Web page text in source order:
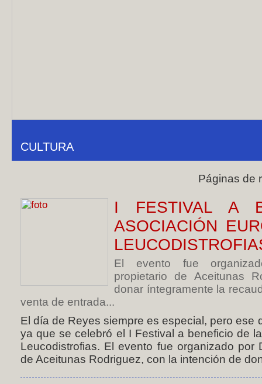
CULTURA
Páginas de
I FESTIVAL A
ASOCIACIÓN
El evento fue
propietario de Aceitunas
donar íntegramente la
venta de entrada...
El día de Reyes siempre es especial, pero ese
ya que se celebró el I Festival a beneficio de
Leucodistrofias. El evento fue organizado por
de Aceitunas Rodriguez, con la intención de